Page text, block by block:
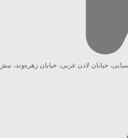
خیابان لادن غربی، خیابان زهره‌وند،